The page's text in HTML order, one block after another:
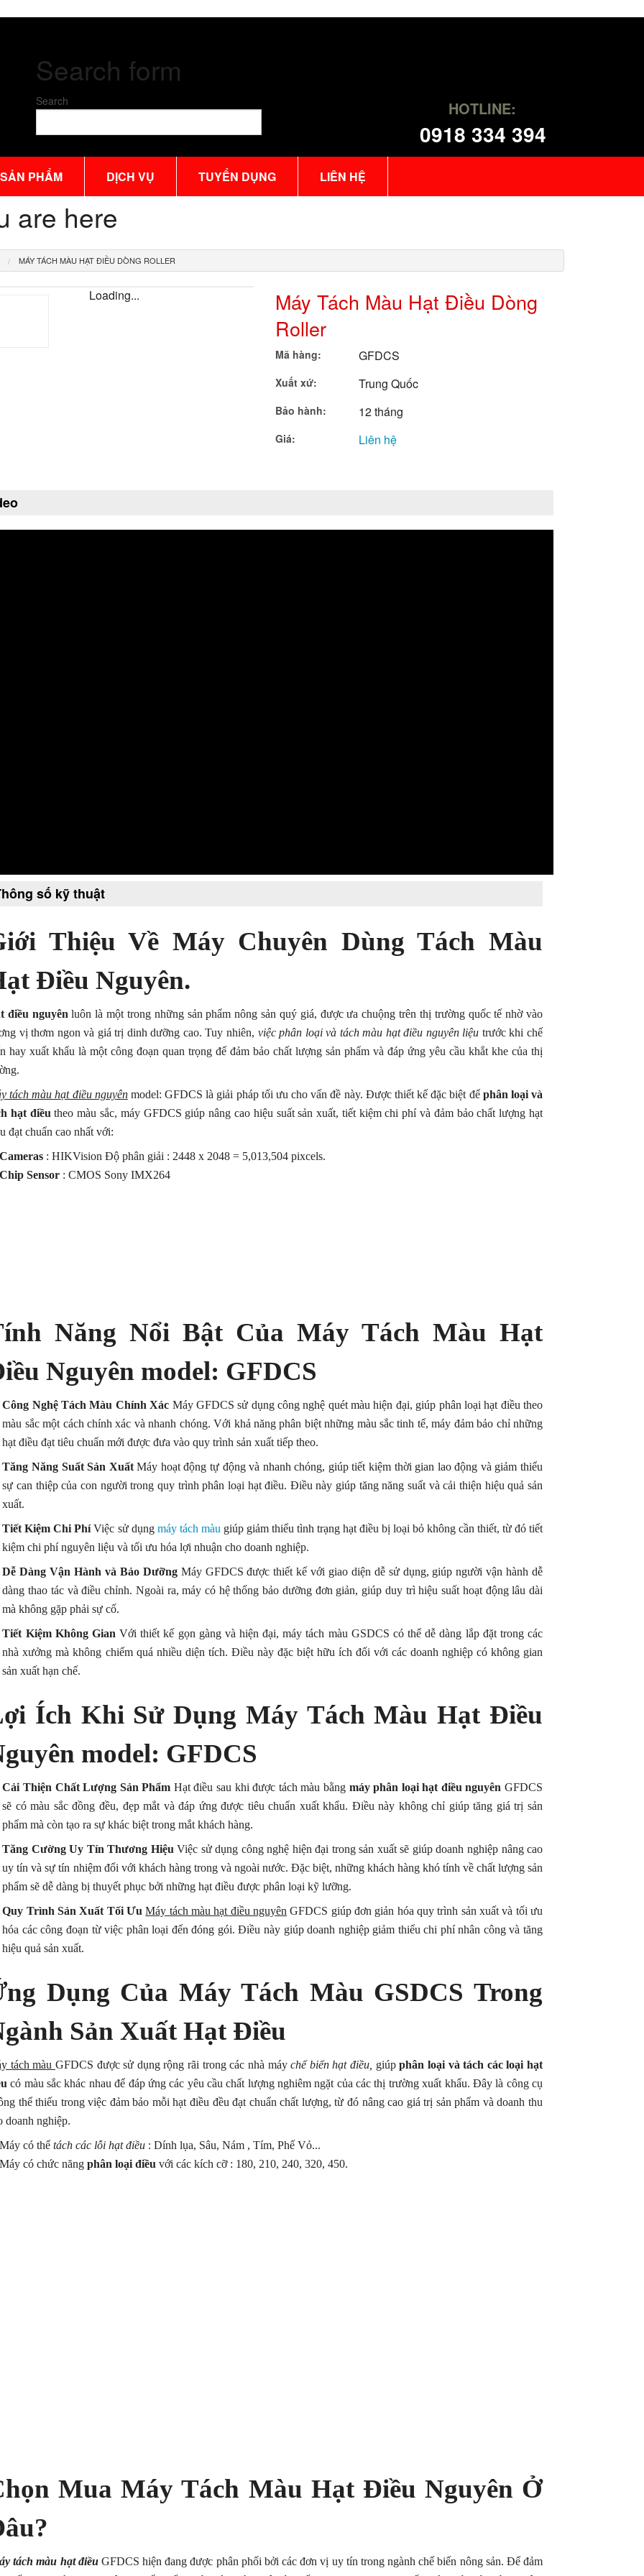
Search form
Search HOTLINE:
0918 334 394
SẢN PHẨM DỊCH VỤ TUYỂN DỤNG LIÊN HỆ
are here
MÁY TÁCH MÀU HẠT ĐIỀU DÒNG ROLLER
Loading...
Máy Tách Màu Hạt Điều Dòng
Roller
Mã hàng: GFDCS
Xuất xứ: Trung Quốc
Bảo hành: 12 tháng
Giá: Liên hệ
số kỹ thuật
Thiệu Về Máy Chuyên Dùng Tách Màu
Điều Nguyên.
điều nguyênluôn là một trong những sản phẩm nông sản quý giá, được ưa chuộng trên thị trường quốc tế nhờ vào
vị thơm ngon và giá trị dinh dưỡng cao. Tuy nhiên, việc phân loại và tách màu hạt điều nguyên liệu trước khi chế
hay xuất khẩu là một công đoạn quan trọng để đảm bảo chất lượng sản phẩm và đáp ứng yêu cầu khắt khe của thị
tách màu hạt điều nguyênmodel: GFDCS là giải pháp tối ưu cho vấn đề này. Được thiết kế đặc biệt để phân loại và
hạt điềutheo màu sắc, máy GFDCS giúp nâng cao hiệu suất sản xuất, tiết kiệm chi phí và đảm bảo chất lượng hạt
đạt chuẩn cao nhất với:
: HIKVision Độ phân giải : 2448 x 2048 = 5,013,504 pixcels.
Sensor: CMOS Sony IMX264
Năng Nổi Bật Của Máy Tách Màu Hạt
Nguyên model: GFDCS
Công Nghệ Tách Màu Chính Xác Máy GFDCS sử dụng công nghệ quét màu hiện đại, giúp phân loại hạt điều theo
màu sắc một cách chính xác và nhanh chóng. Với khả năng phân biệt những màu sắc tinh tế, máy đảm bảo chỉ những
hạt điều đạt tiêu chuẩn mới được đưa vào quy trình sản xuất tiếp theo.
Tăng Năng Suất Sản XuấtMáy hoạt động tự động và nhanh chóng, giúp tiết kiệm thời gian lao động và giảm thiểu
sự can thiệp của con người trong quy trình phân loại hạt điều. Điều này giúp tăng năng suất và cải thiện hiệu quả sản
xuất.
Tiết Kiệm Chi PhíViệc sử dụngmáy tách màugiúp giảm thiểu tình trạng hạt điều bị loại bỏ không cần thiết, từ đó tiết
kiệm chi phí nguyên liệu và tối ưu hóa lợi nhuận cho doanh nghiệp.
Dễ Dàng Vận Hành và Bảo DưỡngMáy GFDCS được thiết kế với giao diện dễ sử dụng, giúp người vận hành dễ
dàng thao tác và điều chỉnh. Ngoài ra, máy có hệ thống bảo dưỡng đơn giản, giúp duy trì hiệu suất hoạt động lâu dài
mà không gặp phải sự cố.
Tiết Kiệm Không GianVới thiết kế gọn gàng và hiện đại, máy tách màu GSDCS có thể dễ dàng lắp đặt trong các
nhà xưởng mà không chiếm quá nhiều diện tích. Điều này đặc biệt hữu ích đối với các doanh nghiệp có không gian
sản xuất hạn chế.
Ích Khi Sử Dụng Máy Tách Màu Hạt Điều
model: GFDCS
Cải Thiện Chất Lượng Sản Phẩm Hạt điều sau khi được tách màu bằng máy phân loại hạt điều nguyên GFDCS
sẽ có màu sắc đồng đều, đẹp mắt và đáp ứng được tiêu chuẩn xuất khẩu. Điều này không chỉ giúp tăng giá trị sản
phẩm mà còn tạo ra sự khác biệt trong mắt khách hàng.
Tăng Cường Uy Tín Thương HiệuViệc sử dụng công nghệ hiện đại trong sản xuất sẽ giúp doanh nghiệp nâng cao
uy tín và sự tín nhiệm đối với khách hàng trong và ngoài nước. Đặc biệt, những khách hàng khó tính về chất lượng sản
phẩm sẽ dễ dàng bị thuyết phục bởi những hạt điều được phân loại kỹ lưỡng.
Quy Trình Sản Xuất Tối Ưu Máy tách màu hạt điều nguyên GFDCS giúp đơn giản hóa quy trình sản xuất và tối ưu
hóa các công đoạn từ việc phân loại đến đóng gói. Điều này giúp doanh nghiệp giảm thiểu chi phí nhân công và tăng
hiệu quả sản xuất.
Dụng Của Máy Tách Màu GSDCS Trong
Sản Xuất Hạt Điều
tách màu GFDCS được sử dụng rộng rãi trong các nhà máychế biến hạt điều, giúpphân loại và tách các loại hạt
có màu sắc khác nhau để đáp ứng các yêu cầu chất lượng nghiêm ngặt của các thị trường xuất khẩu. Đây là công cụ
thể thiếu trong việc đảm bảo mỗi hạt điều đều đạt chuẩn chất lượng, từ đó nâng cao giá trị sản phẩm và doanh thu
doanh nghiệp.
có thể tách các lỗi hạt điều: Dính lụa, Sâu, Nám , Tím, Phế Vỏ...
có chức năng phân loại điềuvới các kích cỡ : 180, 210, 240, 320, 450.
Mua Máy Tách Màu Hạt Điều Nguyên Ở
tách màu hạt điềuGFDCS hiện đang được phân phối bởi các đơn vị uy tín trong ngành chế biến nông sản. Để đảm